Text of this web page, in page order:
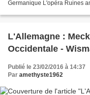
Germanique L'opéra Ruines
L'Allemagne :
Occidentale -
Publié le 23/02/2016 à 14:37
Par amethyste1962